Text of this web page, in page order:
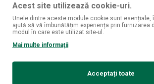
SPUNE-ŢI OPINIA
Numele tău:
Opinia ta:
Acest site utilizează cookie-uri.
Unele dintre aceste module cookie sunt esențiale,
ajută să vă îmbunătățim experiența prin furnizarea
modul în care este utilizat site-ul.
Mai multe informații
Acceptați toate